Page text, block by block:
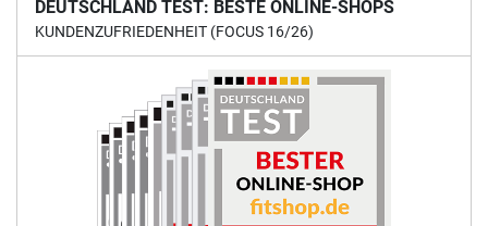
DEUTSCHLAND TEST: BESTE ONLINE-SHOPS
KUNDENZUFRIEDENHEIT (FOCUS 16/26)